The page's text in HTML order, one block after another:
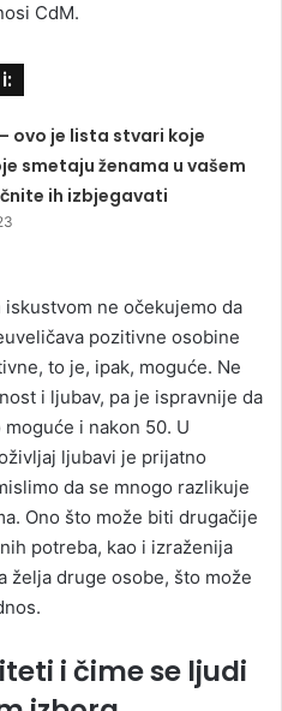
CdM.
ovo je lista stvari koje
smetaju ženama u vašem
ih izbjegavati
iskustvom ne očekujemo da
pozitivne osobine
to je, ipak, moguće. Ne
i ljubav, pa je ispravnije da
i nakon 50. U
ljubavi je prijatno
da se mnogo razlikuje
Ono što može biti drugačije
potreba, kao i izraženija
želja druge osobe, što može
i čime se ljudi